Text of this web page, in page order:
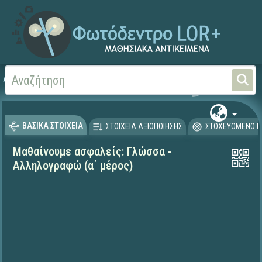
Αρχική Μαθαίνουμε στο Σπίτι
ΒΑΣΙΚΑ ΣΤΟΙΧΕΙΑ ΣΤΟΙΧΕΙΑ ΑΞΙΟΠΟΙΗΣΗΣ ΣΤΟΧΕΥΟΜΕΝΟ
Μαθαίνουμε ασφαλείς: Γλώσσα -
Αλληλογραφώ (α΄ μέρος)